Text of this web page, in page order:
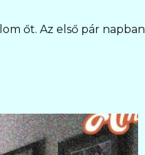
őt. Az első pár napban